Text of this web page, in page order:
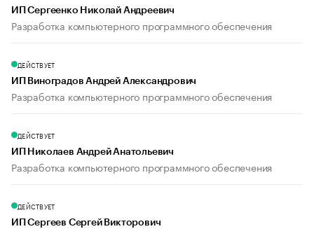
ИП Сергеенко Николай Андреевич
Разработка компьютерного программного обеспечения
ДЕЙСТВУЕТ
ИП Виноградов Андрей Александрович
Разработка компьютерного программного обеспечения
ДЕЙСТВУЕТ
ИП Николаев Андрей Анатольевич
Разработка компьютерного программного обеспечения
ДЕЙСТВУЕТ
ИП Сергеев Сергей Викторович